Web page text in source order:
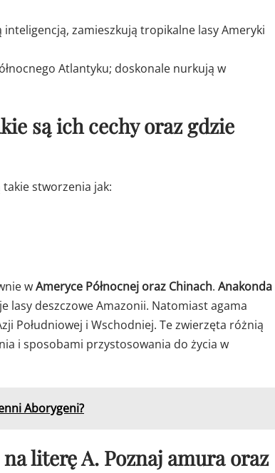
zamieszkują tropikalne lasy Ameryki
Atlantyku; doskonale nurkują w
są ich cechy oraz gdzie
takie stworzenia jak:
wAmeryce Północnej oraz Chinach. Anakonda
lasy deszczowe Amazonii. Natomiast agama
Południowej i Wschodniej. Te zwierzęta różnią
i sposobami przystosowania do życia w
Aborygeni?
literę A. Poznaj amura oraz